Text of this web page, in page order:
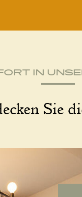
IN
Sie